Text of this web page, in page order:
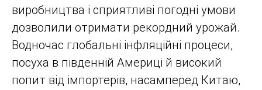
виробництва і сприятливі погодні умови
дозволили отримати рекордний урожай.
Водночас глобальні інфляційні процеси,
посуха в південній Америці й високий
попит від імпортерів, насамперед Китаю,